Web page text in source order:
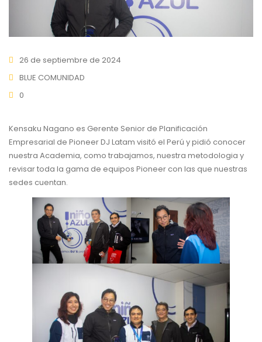
26 de septiembre de 2024
BLUE COMUNIDAD
0
Kensaku Nagano es Gerente Senior de Planificación
Empresarial de Pioneer DJ Latam visitó el Perú y pidió conocer
nuestra Academia, como trabajamos, nuestra metodologia y
revisar toda la gama de equipos Pioneer con las que nuestras
sedes cuentan.